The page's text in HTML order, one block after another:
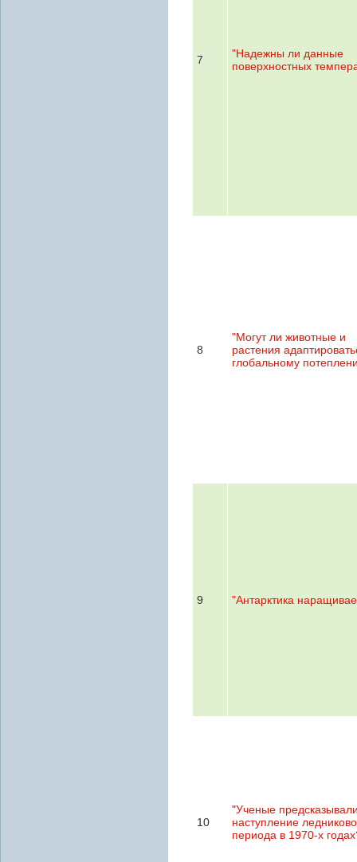
7
"Надежны ли данные
поверхностных
8
"Могут ли животные и
растения
глобальному
9 "Антарктика
10
"Ученые
наступление
периода в 1970-х